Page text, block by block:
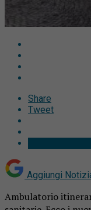
Share
Tweet
Aggiungi
Ambulatorio